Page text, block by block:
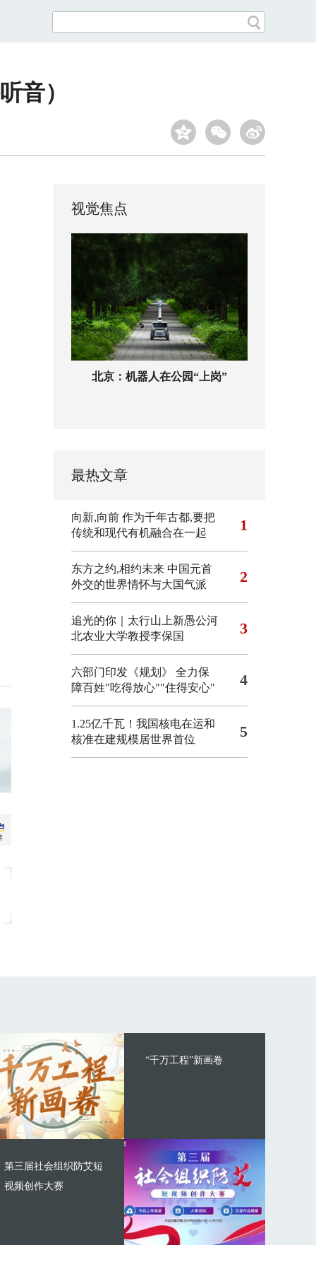
音）
视觉焦点
北京：机器人在公园“上岗”
最热文章
向新,向前 作为千年古都,要把
传统和现代有机融合在一起
1
东方之约,相约未来 中国元首
外交的世界情怀与大国气派
2
追光的你｜太行山上新愚公河
北农业大学教授李保国
3
六部门印发《规划》 全力保
障百姓"吃得放心""住得安心"
4
1.25亿千瓦！我国核电在运和
核准在建规模居世界首位
5
“千万工程”新画卷
第三届社会组织防艾短
视频创作大赛